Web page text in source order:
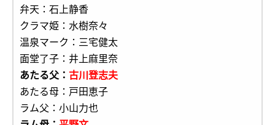
弁天：石上静香
クラマ姫：水樹奈々
温泉マーク：三宅健太
面堂了子：井上麻里奈
あたる父： 古川登志夫
あたる母：戸田恵子
ラム父：小山力也